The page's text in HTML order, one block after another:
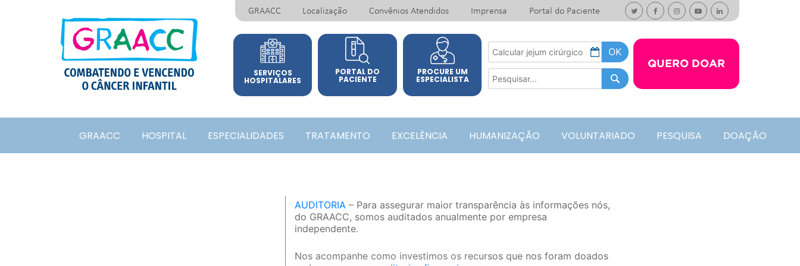
GRAACC Localização Convênios Atendidos Imprensa Portal do Paciente
SERVIÇOS
HOSPITALARES
PORTAL DO
PACIENTE
PROCURE UM
ESPECIALISTA
QUERO DOAR
GRAACC HOSPITAL ESPECIALIDADES TRATAMENTO EXCELÊNCIA HUMANIZAÇÃO VOLUNTARIADO PESQUISA DOAÇÃO
AUDITORIA– Para assegurar maior transparência às informações nós,
do GRAACC, somos auditados anualmente por empresa
independente.
Nos acompanhe como investimos os recursos que nos foram doados